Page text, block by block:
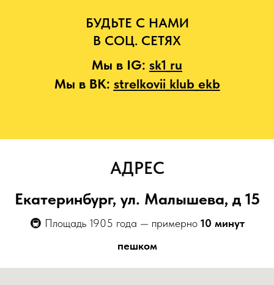
БУДЬТЕ С НАМИ
В СОЦ. СЕТЯХ
Мы в IG: sk1_ru
Мы в ВК: strelkovii_klub_ekb
АДРЕС
Екатеринбург, ул. Малышева, д 15
🚇 Площадь 1905 года — примерно 10 минут
пешком